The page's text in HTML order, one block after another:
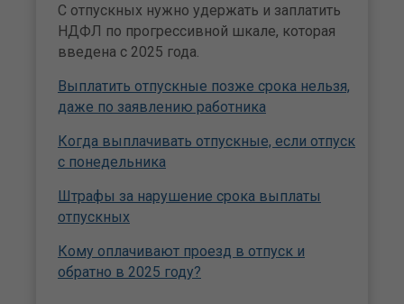
С отпускных нужно удержать и заплатить
НДФЛ по прогрессивной шкале, которая
введена с 2025 года.
Выплатить отпускные позже срока нельзя,
даже по заявлению работника
Когда выплачивать отпускные, если отпуск
с понедельника
Штрафы за нарушение срока выплаты
отпускных
Кому оплачивают проезд в отпуск и
обратно в 2025 году?